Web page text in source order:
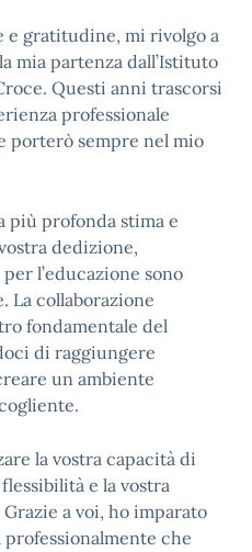
e gratitudine, mi rivolgo a
mia partenza dall’Istituto
Questi anni trascorsi
professionale
porterò sempre nel mio
più profonda stima e
dedizione,
l’educazione sono
La collaborazione
fondamentale del
di raggiungere
un ambiente
la vostra capacità di
e la vostra
a voi, ho imparato
che